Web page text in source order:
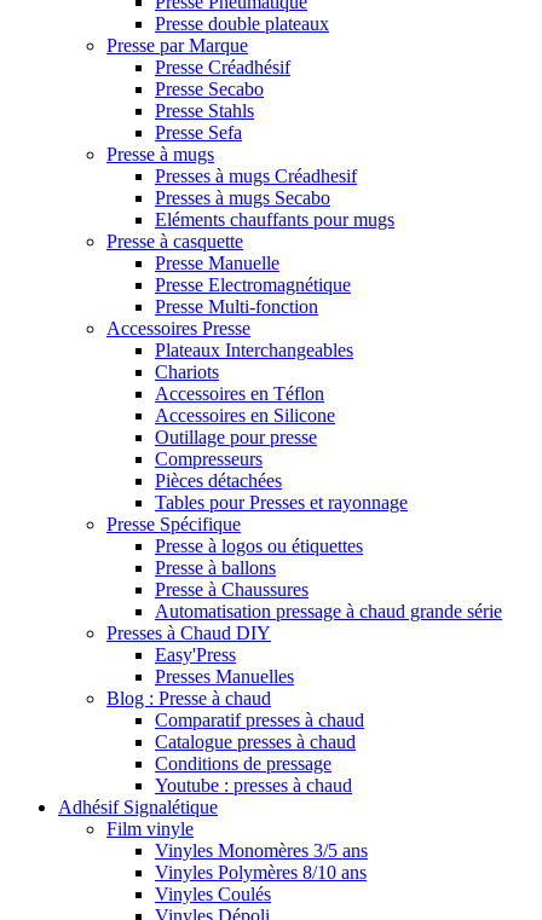
Presse double plateaux
Presse par Marque
Presse Créadhésif
Presse Secabo
Presse Stahls
Presse Sefa
Presse à mugs
Presses à mugs Créadhesif
Presses à mugs Secabo
Eléments chauffants pour mugs
Presse à casquette
Presse Manuelle
Presse Electromagnétique
Presse Multi-fonction
Accessoires Presse
Plateaux Interchangeables
Chariots
Accessoires en Téflon
Accessoires en Silicone
Outillage pour presse
Compresseurs
Pièces détachées
Tables pour Presses et rayonnage
Presse Spécifique
Presse à logos ou étiquettes
Presse à ballons
Presse à Chaussures
Automatisation pressage à chaud grande série
Presses à Chaud DIY
Easy'Press
Presses Manuelles
Blog : Presse à chaud
Comparatif presses à chaud
Catalogue presses à chaud
Conditions de pressage
Youtube : presses à chaud
Adhésif Signalétique
Film vinyle
Vinyles Monomères 3/5 ans
Vinyles Polymères 8/10 ans
Vinyles Coulés